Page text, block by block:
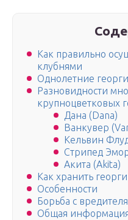
Как правильно
клубнями
Однолетние
Разновидности
крупноцветковых
Дана (Dana)
Ванкувер
Кельвин
Стрипед
Акита (Akita)
Как хранить
Особенности
Борьба с
Общая